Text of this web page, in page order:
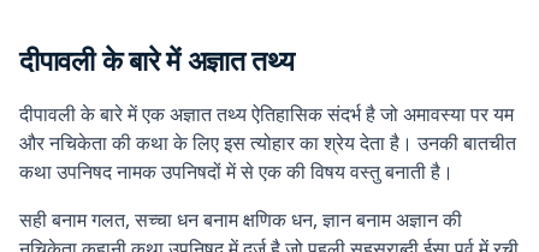
दीपावली के बारे में अज्ञात तथ्य
दीपावली के बारे में एक अज्ञात तथ्य ऐतिहासिक संदर्भ है जो अमावस्या पर यम
और नचिकेता की कथा के लिए इस त्योहार का श्रेय देता है। उनकी बातचीत
कथा उपनिषद नामक उपनिषदों में से एक की विषय वस्तु बनाती है।
सही बनाम गलत, सच्चा धन बनाम क्षणिक धन, ज्ञान बनाम अज्ञान की